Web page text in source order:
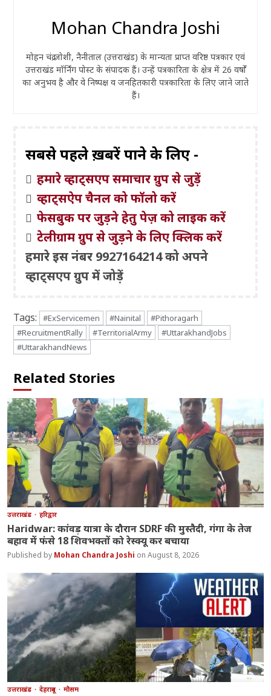
Mohan Chandra Joshi
मोहन चंद्र जोशी, नैनीताल (उत्तराखंड) के मान्यता प्राप्त वरिष्ठ पत्रकार एवं
उत्तराखंड मॉर्निंग पोस्ट के संपादक हैं। उन्हें पत्रकारिता के क्षेत्र में 26 वर्षों
का अनुभव है और वे निष्पक्ष व जनहितकारी पत्रकारिता के लिए जाने जाते
हैं।
सबसे पहले ख़बरें पाने के लिए -
हमारे व्हाट्सएप समाचार ग्रुप से जुड़ें
व्हाट्सऐप चैनल को फॉलो करें
फेसबुक पर जुड़ने हेतु पेज़ को लाइक करें
टेलीग्राम ग्रुप से जुड़ने के लिए क्लिक करें
हमारे इस नंबर 9927164214 को अपने
व्हाट्सएप ग्रुप में जोड़ें
Tags: #ExServicemen #Nainital
#Pithoragarh
#RecruitmentRally
#TerritorialArmy
#UttarakhandJobs
#UttarakhandNews
Related Stories
उत्तराखंड हरिद्वार
Haridwar: कांवड़ यात्रा के दौरान SDRF की मुस्तैदी, गंगा के तेज
बहाव में फंसे 18 शिवभक्तों को रेस्क्यू कर बचाया
Mohan Chandra Joshi August 8, 2026
उत्तराखंड देहरादून मौसम